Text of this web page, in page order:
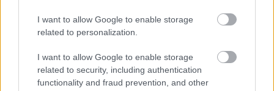
I want to allow Google to enable storage
related to personalization.
I want to allow Google to enable storage
related to security, including authentication
functionality and fraud prevention, and other